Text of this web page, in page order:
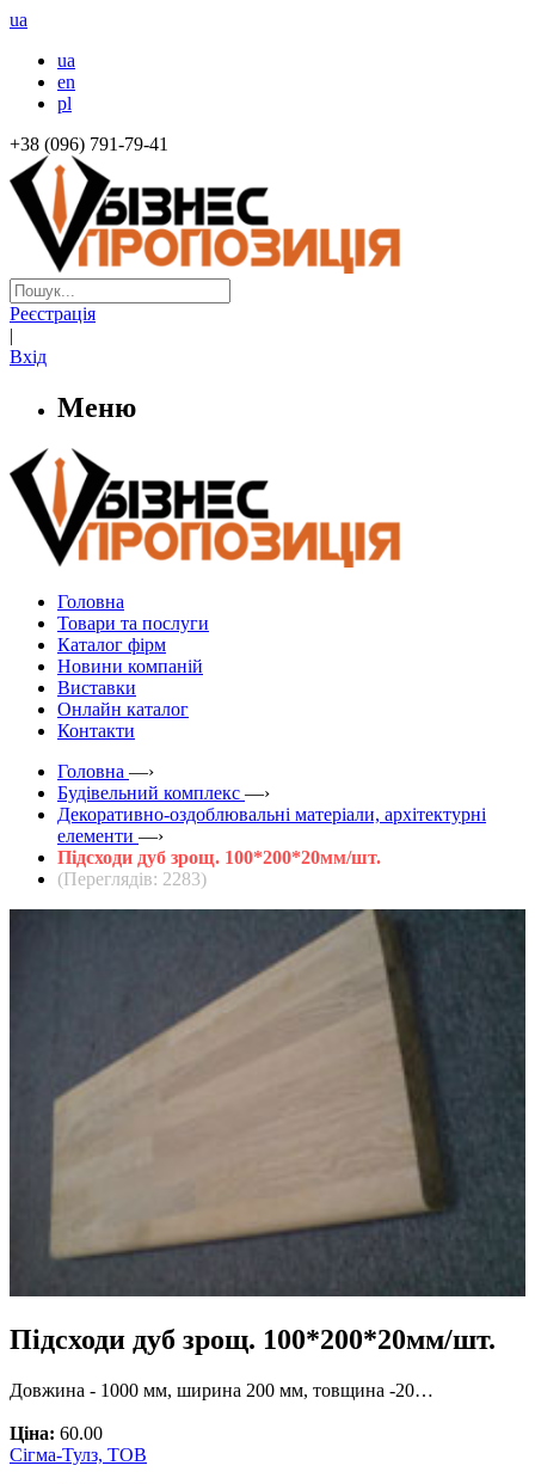
ua
ua
en
pl
+38 (096) 791-79-41
Реєстрація
|
Вхід
Меню
Головна
Товари та послуги
Каталог фірм
Новини компаній
Виставки
Онлайн каталог
Контакти
Головна —›
Будівельний комплекс —›
Декоративно-оздоблювальні матеріали, архітектурні
елементи —›
Підсходи дуб зрощ. 100*200*20мм/шт.
(Переглядів: 2283)
Підсходи дуб зрощ. 100*200*20мм/шт.
Довжина - 1000 мм, ширина 200 мм, товщина -20…
Ціна: 60.00
Сігма-Тулз, ТОВ